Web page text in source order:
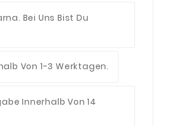
Bei Uns Bist Du
Von 1-3 Werktagen.
Innerhalb Von 14